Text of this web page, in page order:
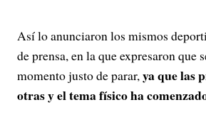
Así lo anunciaron los mismos
de prensa, en la que expresaron que
momento justo de parar,ya que las
otras y el tema físico ha